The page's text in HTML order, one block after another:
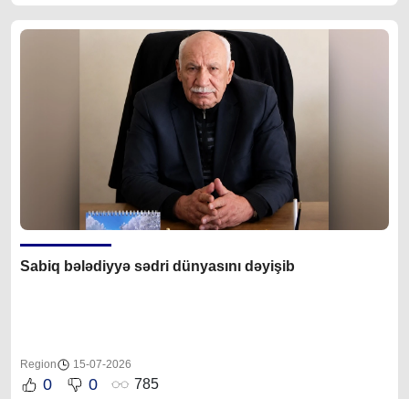
Sabiq bələdiyyə sədri dünyasını dəyişib
Region 15-07-2026
0 0 785